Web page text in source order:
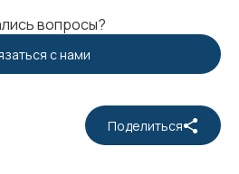
вопросы?
с нами
Поделиться